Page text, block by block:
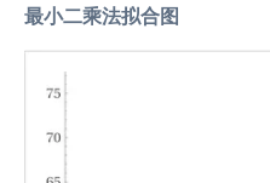
最小二乘法拟合图